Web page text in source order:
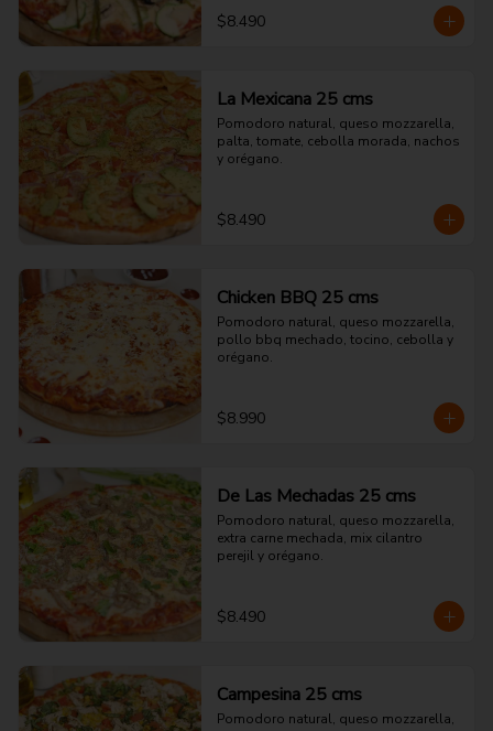
$8.490
La Mexicana 25 cms
Pomodoro natural, queso mozzarella,
palta, tomate, cebolla morada, nachos
y orégano.
$8.490
Chicken BBQ 25 cms
Pomodoro natural, queso mozzarella,
pollo bbq mechado, tocino, cebolla y
orégano.
$8.990
De Las Mechadas 25 cms
Pomodoro natural, queso mozzarella,
extra carne mechada, mix cilantro
perejil y orégano.
$8.490
Campesina 25 cms
Pomodoro natural, queso mozzarella,